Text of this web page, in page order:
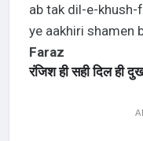
ab tak dil-e-
ye aakhiri shamen
Faraz
रंजिश ही सही दिल ही